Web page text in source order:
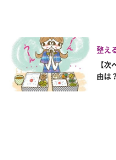
整え
【
由は？